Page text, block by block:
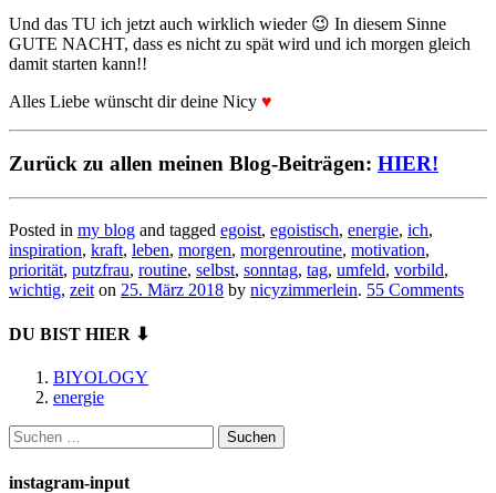
Und das TU ich jetzt auch wirklich wieder 😉 In diesem Sinne
GUTE NACHT, dass es nicht zu spät wird und ich morgen gleich
damit starten kann!!
Alles Liebe wünscht dir deine Nicy ♥
Zurück zu allen meinen Blog-Beiträgen: HIER!
Posted in my blog and tagged egoist, egoistisch, energie, ich,
inspiration, kraft, leben, morgen, morgenroutine, motivation,
priorität, putzfrau, routine, selbst, sonntag, tag, umfeld, vorbild,
wichtig, zeit on 25. März 2018 by nicyzimmerlein. 55 Comments
DU BIST HIER ⬇
BIYOLOGY
energie
Suchen
nach:
instagram-input